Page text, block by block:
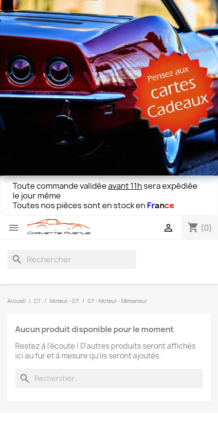
Toute commande validéeavant 11hsera expédiée
le jour même
Toutes nos pièces sont en stock en France
 shopping_cart (0)

search
Accueil C7 Moteur - C7 C7 - Moteur - Démarreur
Aucun produit disponible pour le moment
Restez à l'écoute ! D'autres produits seront affichés
ici au fur et à mesure qu'ils seront ajoutés.
search